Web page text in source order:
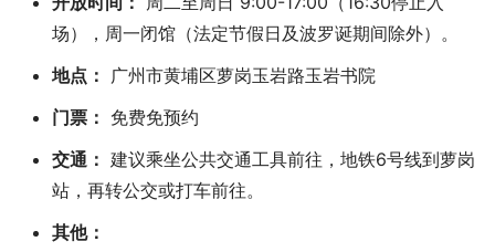
场），周一闭馆（法定节假日及波罗诞期间除外）。
地点： 广州市黄埔区萝岗玉岩路玉岩书院
门票： 免费免预约
交通： 建议乘坐公共交通工具前往，地铁6号线到萝岗
站，再转公交或打车前往。
其他：